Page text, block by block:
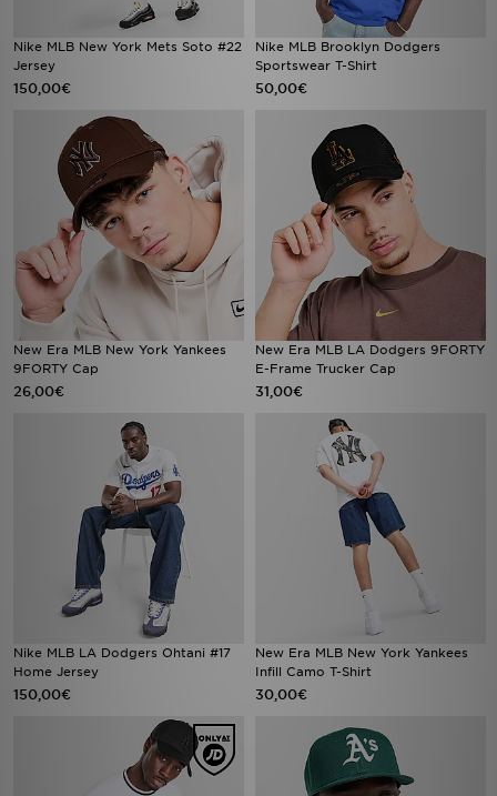
Nike MLB New York Mets Soto #22
Jersey
150,00€
Nike MLB Brooklyn Dodgers
Sportswear T-Shirt
50,00€
New Era MLB New York Yankees
9FORTY Cap
26,00€
New Era MLB LA Dodgers 9FORTY
E-Frame Trucker Cap
31,00€
Nike MLB LA Dodgers Ohtani #17
Home Jersey
150,00€
New Era MLB New York Yankees
Infill Camo T-Shirt
30,00€